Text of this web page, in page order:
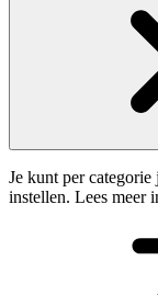
Je kunt per
instellen. Lees meer